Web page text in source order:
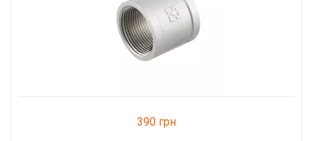
390 грн